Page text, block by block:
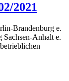
2021
Brandenburg e.
Anhalt e.